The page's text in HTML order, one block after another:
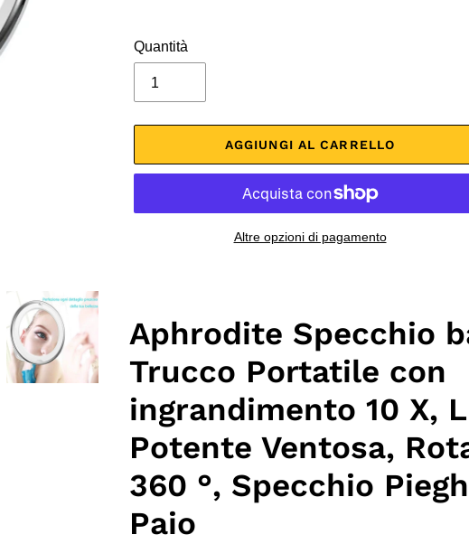
Quantità
AGGIUNGI AL CARRELLO
Altre opzioni di pagamento
prodotto
nel
carrello
Aphrodite Specchio
Trucco Portatile con
ingrandimento 10 X,
Potente Ventosa,
360 °, Specchio
Paio